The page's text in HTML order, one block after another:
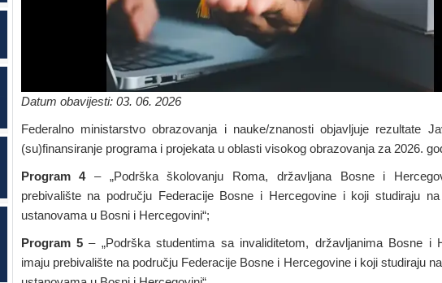
Datum obavijesti: 03. 06. 2026
Federalno ministarstvo obrazovanja i nauke/znanosti objavljuje rezultate
(su)finansiranje programa i projekata u oblasti visokog obrazovanja za 2026.
Program 4– „Podrška školovanju Roma, državljana Bosne i
prebivalište na području Federacije Bosne i Hercegovine i koji studiraju
ustanovama u Bosni i Hercegovini“;
Program 5– „Podrška studentima sa invaliditetom, državljanima Bosne i
imaju prebivalište na području Federacije Bosne i Hercegovine i koji studiraju